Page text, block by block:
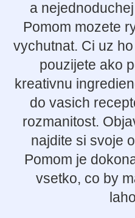
a
Pomom mozete
vychutnat. Ci uz
pouzijete ako
kreativnu
do vasich
rozmanitost.
najdite si svoje
Pomom je
vsetko, co by